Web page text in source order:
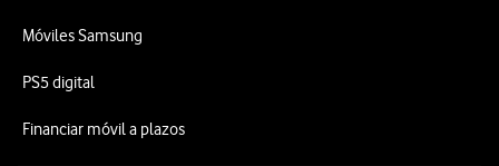
Móviles Samsung
PS5 digital
Financiar móvil a plazos